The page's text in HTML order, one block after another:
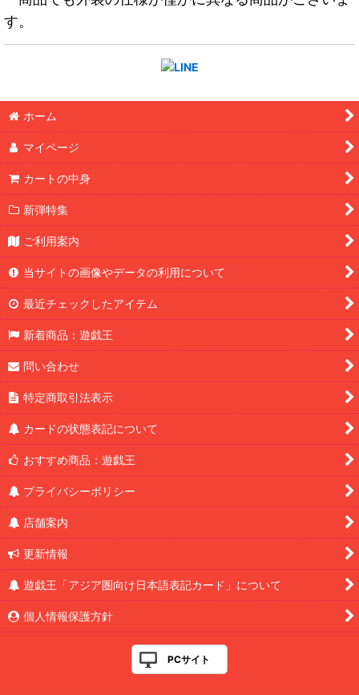
す。
ホーム
マイページ
カートの中身
新弾特集
ご利用案内
当サイトの画像やデータの利用について
最近チェックしたアイテム
新着商品：遊戯王
問い合わせ
特定商取引法表示
カードの状態表記について
おすすめ商品：遊戯王
プライバシーポリシー
店舗案内
更新情報
遊戯王「アジア圏向け日本語表記カード」について
個人情報保護方針
PCサイト